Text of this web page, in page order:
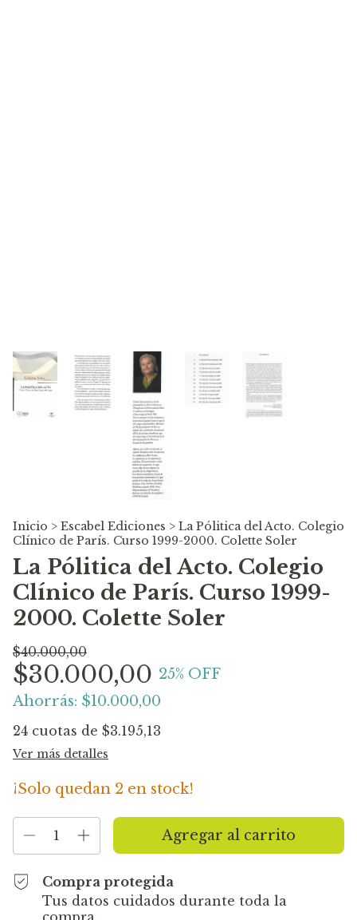
Inicio > Escabel Ediciones > La Pólitica del Acto. Colegio
Clínico de París. Curso 1999-2000. Colette Soler
La Pólitica del Acto. Colegio
Clínico de París. Curso 1999-
2000. Colette Soler
$40.000,00
$30.000,00 25% OFF
Ahorrás: $10.000,00
24 cuotas de $3.195,13
Ver más detalles
¡Solo quedan 2 en stock!
Compra protegida
Tus datos cuidados durante toda la
compra.